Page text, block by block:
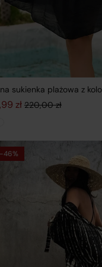
sukienka plażowa z
220,00zł
cena wynosiła:
zł
cena wynosi:
-46%